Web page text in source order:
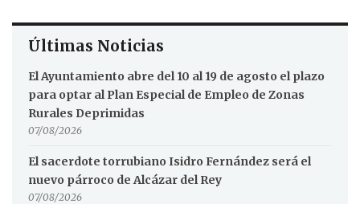
Últimas Noticias
El Ayuntamiento abre del 10 al 19 de agosto el plazo
para optar al Plan Especial de Empleo de Zonas
Rurales Deprimidas
07/08/2026
El sacerdote torrubiano Isidro Fernández será el
nuevo párroco de Alcázar del Rey
07/08/2026